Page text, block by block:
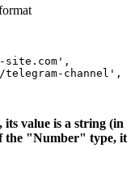
site.com',
channel',
value is a string (in
the "Number" type, it